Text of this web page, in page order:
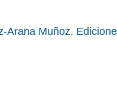
Arana Muñoz.